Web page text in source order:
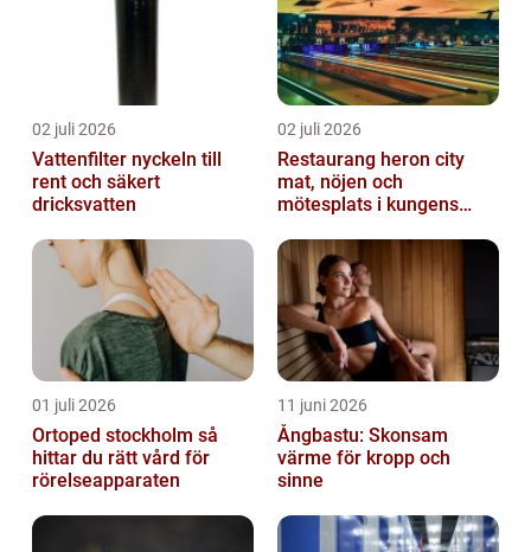
02 juli 2026
Vattenfilter nyckeln till
rent och säkert
dricksvatten
02 juli 2026
Restaurang heron city
mat, nöjen och
mötesplats i kungens
01 juli 2026
Ortoped stockholm så
hittar du rätt vård för
rörelseapparaten
11 juni 2026
Ångbastu: Skonsam
värme för kropp och
sinne